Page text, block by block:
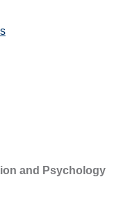
and Psychology